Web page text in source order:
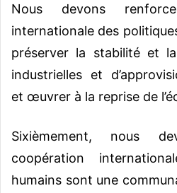
Nous devons
internationale des
préserver la stabilité et
industrielles et
et œuvrer à la reprise de
Sixièmement, nous
coopération
humains sont une